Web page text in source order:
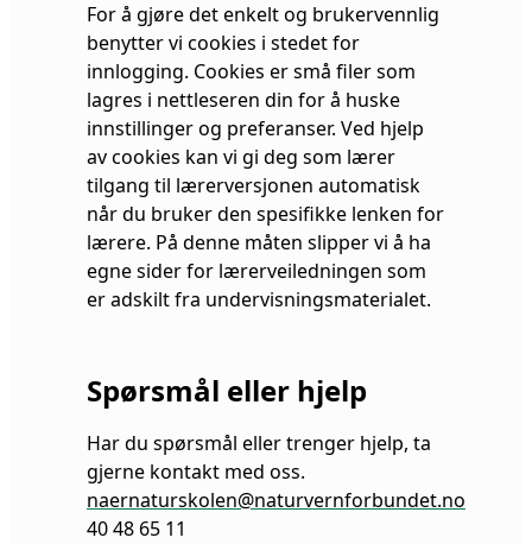
For å gjøre det enkelt og brukervennlig
benytter vi cookies i stedet for
innlogging. Cookies er små filer som
lagres i nettleseren din for å huske
innstillinger og preferanser. Ved hjelp
av cookies kan vi gi deg som lærer
tilgang til lærerversjonen automatisk
når du bruker den spesifikke lenken for
lærere. På denne måten slipper vi å ha
egne sider for lærerveiledningen som
er adskilt fra undervisningsmaterialet.
Spørsmål eller hjelp
Har du spørsmål eller trenger hjelp, ta
gjerne kontakt med oss.
naernaturskolen@naturvernforbundet.no
40 48 65 11